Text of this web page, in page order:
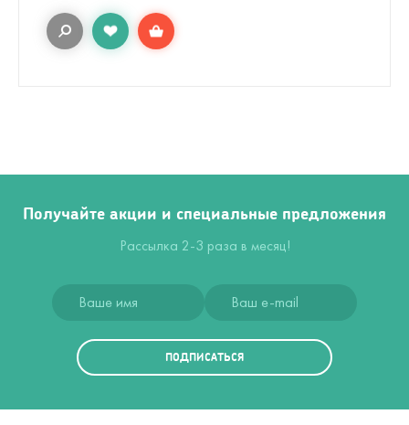
Получайте акции и специальные предложения
Рассылка 2-3 раза в месяц!
ПОДПИСАТЬСЯ